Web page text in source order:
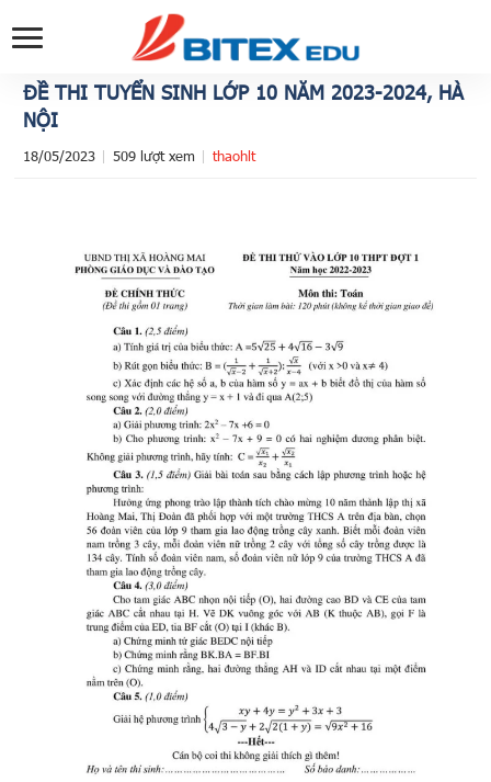
ĐỀ THI TUYỂN SINH LỚP 10 NĂM 2023-2024, HÀ
NỘI
18/05/2023 509 lượt xem thaohlt